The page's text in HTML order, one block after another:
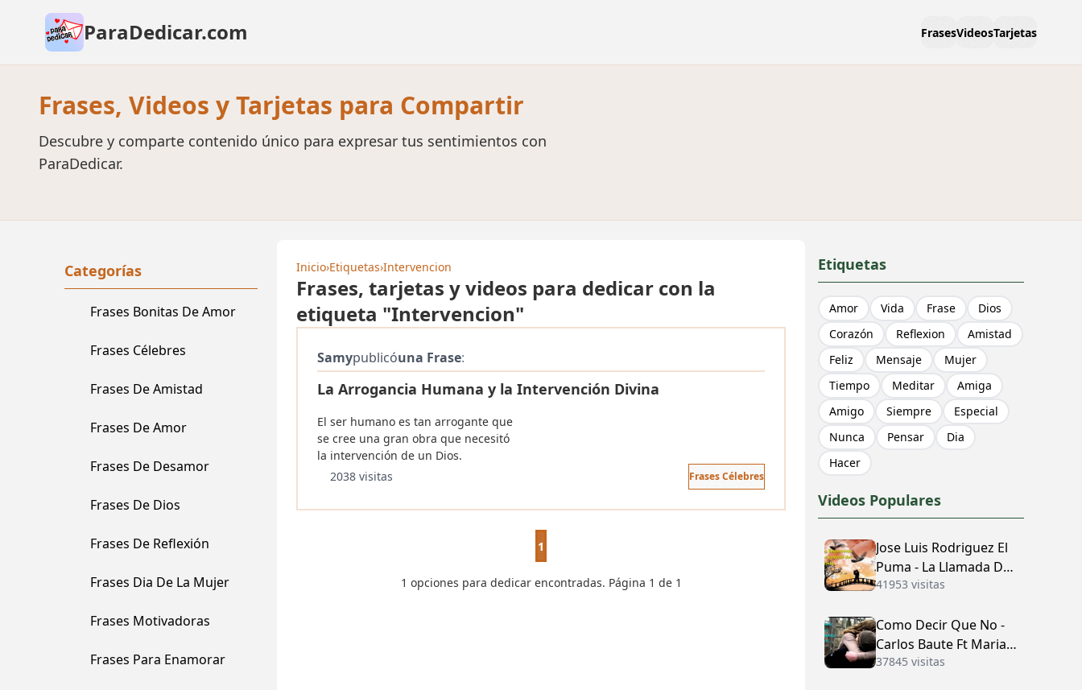
ParaDedicar.com FrasesVideosTarjetas
Frases, Videos y Tarjetas para Compartir
Descubre y comparte contenido único para expresar tus sentimientos con
ParaDedicar.
Categorías
Frases Bonitas De Amor
Frases Célebres
Frases De Amistad
Frases De Amor
Frases De Desamor
Frases De Dios
Frases De Reflexión
Frases Dia De La Mujer
Frases Motivadoras
Frases Para Enamorar
Inicio›Etiquetas›Intervencion
Frases, tarjetas y videos para dedicar con la
etiqueta "Intervencion"
Samypublicóuna Frase:
La Arrogancia Humana y la Intervención Divina
El ser humano es tan arrogante que
se cree una gran obra que necesitó
la intervención de un Dios.
2038 visitas
Frases Célebres
1
1 opciones para dedicar encontradas. Página 1 de 1
Etiquetas
Amor Vida Frase
Dios
Corazón
Reflexion
Amistad
Feliz
Mensaje
Mujer
Tiempo
Meditar
Amiga
Amigo
Siempre
Especial
Nunca
Pensar
Dia
Hacer
Videos Populares
Jose Luis Rodriguez El
Puma - La Llamada Del
Amor (con Letra)
41953 visitas
Como Decir Que No -
Carlos Baute Ft Maria
José (con Letra)
37845 visitas